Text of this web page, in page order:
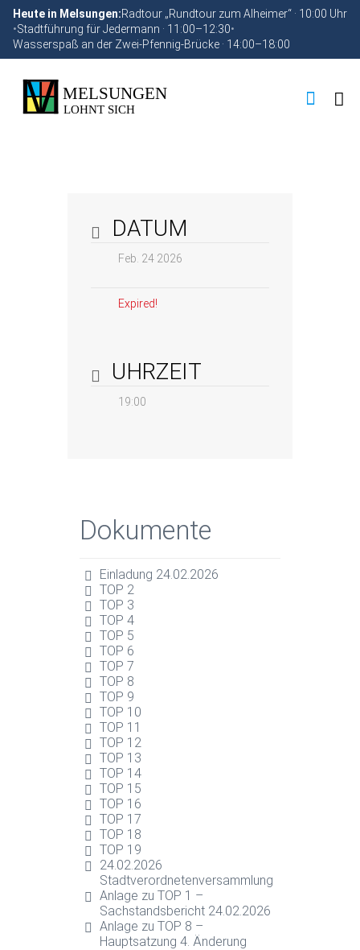
Heute in Melsungen:Radtour „Rundtour zum Alheimer“ · 10:00 Uhr
•Stadtführung für Jedermann · 11:00–12:30•
Wasserspaß an der Zwei-Pfennig-Brücke · 14:00–18:00
DATUM
Feb. 24 2026
Expired!
UHRZEIT
19:00
Dokumente
Einladung 24.02.2026
TOP 2
TOP 3
TOP 4
TOP 5
TOP 6
TOP 7
TOP 8
TOP 9
TOP 10
TOP 11
TOP 12
TOP 13
TOP 14
TOP 15
TOP 16
TOP 17
TOP 18
TOP 19
24.02.2026
Stadtverordnetenversammlung
Anlage zu TOP 1 –
Sachstandsbericht 24.02.2026
Anlage zu TOP 8 –
Hauptsatzung 4. Änderung